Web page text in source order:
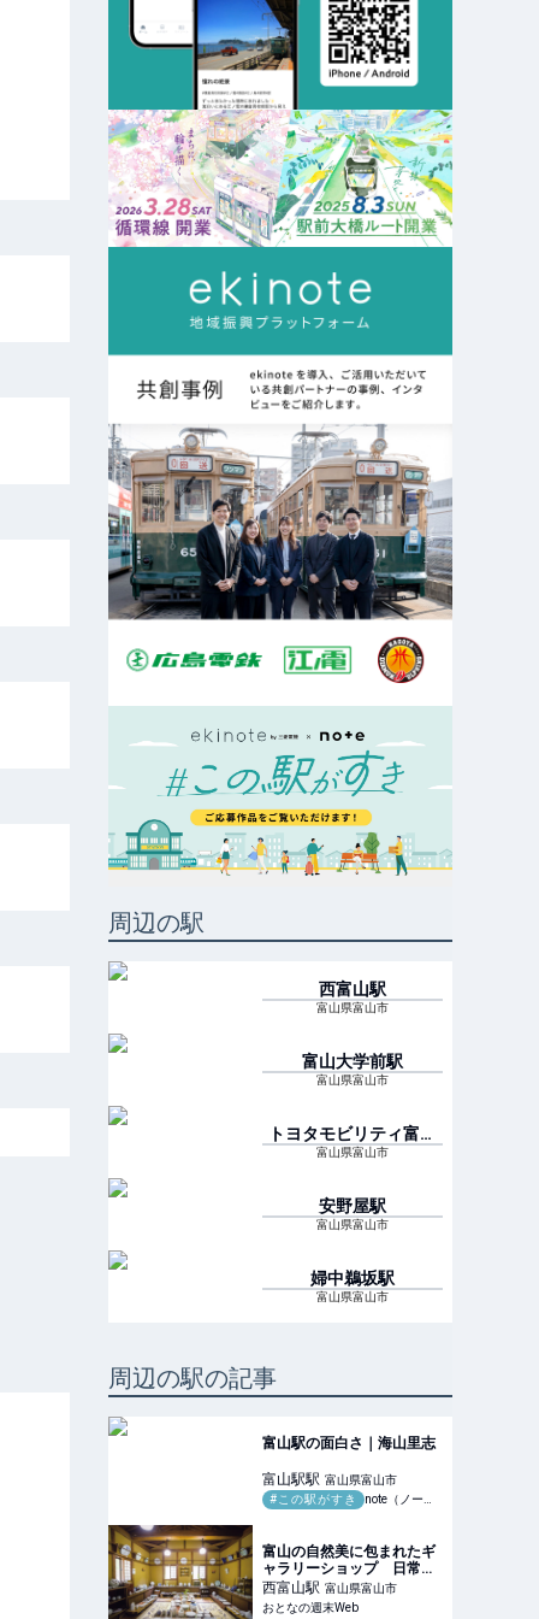
周辺の駅
西富山駅
富山県富山市
富山大学前駅
富山県富山市
トヨタモビリティ富山
Gスクエア五福前
富山県富山市
安野屋駅
富山県富山市
婦中鵜坂駅
富山県富山市
周辺の駅の記事
富山駅の面白さ｜海山里志
富山駅駅 富山県富山市
#この駅がすき
note（ノート）
富山の自然美に包まれたギ
ャラリーショップ 日常を
彩る、個性豊かな器たちに
ときめく
西富山駅 富山県富山市
おとなの週末Web